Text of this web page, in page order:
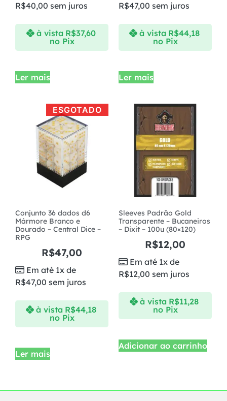
R$40,00 sem juros
à vista R$37,60
no Pix
Ler mais
R$47,00 sem juros
à vista R$44,18
no Pix
Ler mais
ESGOTADO
Conjunto 36 dados d6
Mármore Branco e
Dourado – Central Dice –
RPG
R$47,00
Em até 1x de
R$47,00 sem juros
à vista R$44,18
no Pix
Ler mais
Sleeves Padrão Gold
Transparente – Bucaneiros
– Dixit – 100u (80×120)
R$12,00
Em até 1x de
R$12,00 sem juros
à vista R$11,28
no Pix
Adicionar ao carrinho